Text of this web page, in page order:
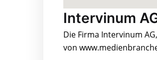
Intervinum
Die Firma Intervinum
von